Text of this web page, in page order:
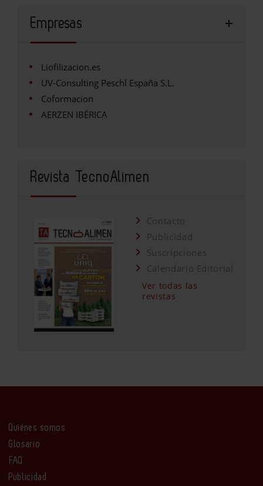
Empresas
Liofilizacion.es
UV-Consulting Peschl España S.L.
Coformacion
AERZEN IBÉRICA
Revista TecnoAlimen
Contacto
Publicidad
Suscripciones
Calendario Editorial
Ver todas las
revistas
Quiénes somos
Glosario
FAQ
Publicidad